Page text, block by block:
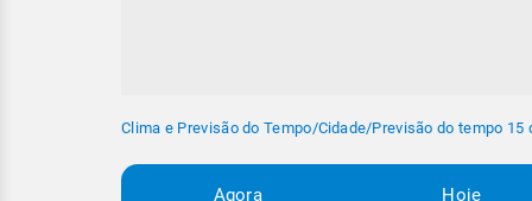
Clima e Previsão do Tempo/Cidade/Previsão do tempo 15
Agora Hoje